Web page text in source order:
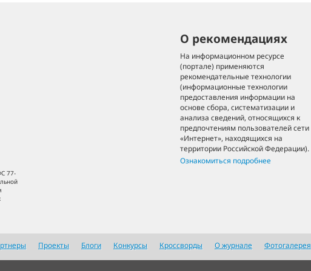
77-
О рекомендациях
На информационном ресурсе
(портале) применяются
рекомендательные технологии
(информационные технологии
предоставления информации на
основе сбора, систематизации и
анализа сведений, относящихся к
предпочтениям пользователей сети
«Интернет», находящихся на
территории Российской Федерации).
Ознакомиться подробнее
Проекты Блоги Конкурсы Кроссворды О журнале Фотогалерея